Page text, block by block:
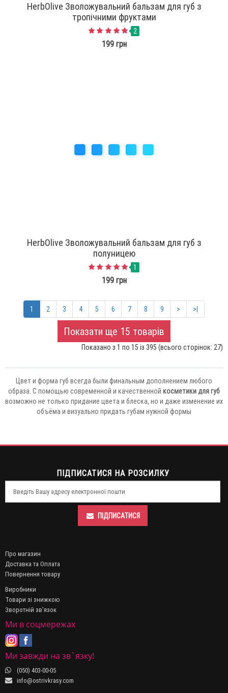
HerbOlive Зволожувальний бальзам для губ з
тропічними фруктами
2
199 грн
HerbOlive Зволожувальний бальзам для губ з
полуницею
1
199 грн
1 2 3 4 5 6 7 8 9 > >|
Показати ще 15 товарів
Показано з 1 по 15 із 395 (всього сторінок: 27)
Цвет и форма губ всегда были финальным дополнением любого
образа. С помощью современной и качественной косметики для губ
возможно не только придание цвета и блеска, но и даже изменение их
объёма и визуально придать губам нужной формы
ПІДПИСАТИСЯ НА РОЗСИЛКУ
ПІДПИСАТИСЯ
Про магазин
Доставка та Оплата
Повернення товару
Виробники
Товари зі знижкою
Зворотній зв’язок
Ми в соцмережах
Ми завжди на зв`язку!
(050) 403-00-05
info@ostrivkrasy.com